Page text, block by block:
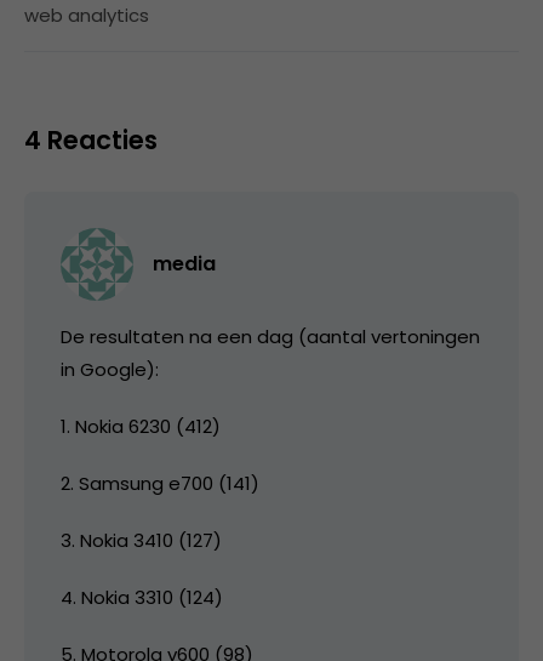
web analytics
4 Reacties
media
De resultaten na een dag (aantal vertoningen
in Google):
1. Nokia 6230 (412)
2. Samsung e700 (141)
3. Nokia 3410 (127)
4. Nokia 3310 (124)
5. Motorola v600 (98)